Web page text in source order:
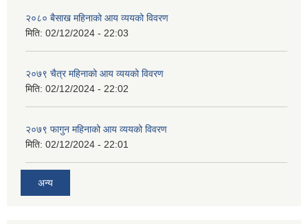
२०८० बैसाख महिनाको आय व्ययको विवरण
मिति: 02/12/2024 - 22:03
२०७९ चैत्र महिनाको आय व्ययको विवरण
मिति: 02/12/2024 - 22:02
२०७९ फागुन महिनाको आय व्ययको विवरण
मिति: 02/12/2024 - 22:01
अन्य